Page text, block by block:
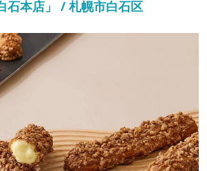
石本店」 / 札幌市白石区